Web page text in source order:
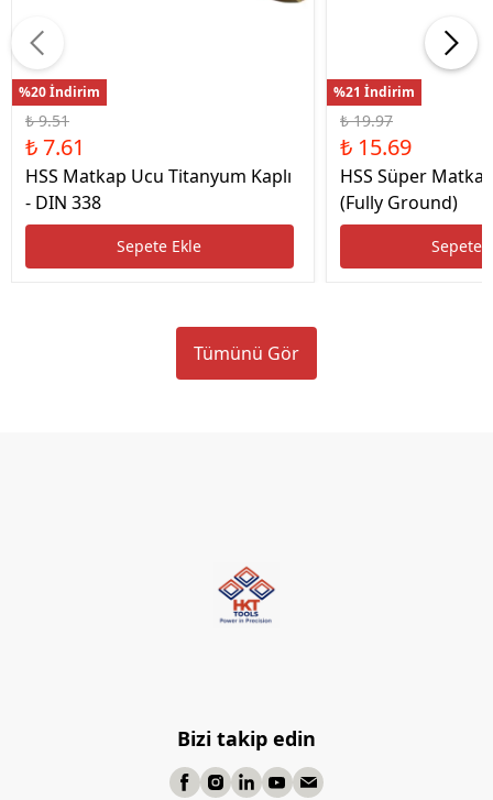
%20 İndirim
₺ 9.51
₺ 7.61
HSS Matkap Ucu Titanyum Kaplı
- DIN 338
Sepete Ekle
%21 İndirim
₺ 19.97
₺ 15.69
HSS Süper
(Fully Ground)
Sepete
Tümünü Gör
Bizi takip edin